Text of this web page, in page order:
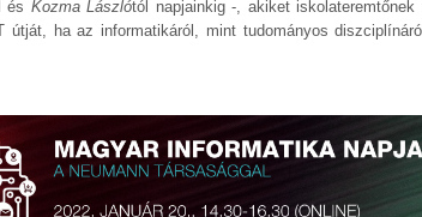
és Kozma Lászlótól napjainkig -, akiket
ha az informatikáról, mint tudományos